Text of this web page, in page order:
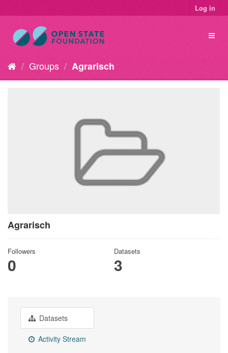
Log in
Groups Agrarisch
Agrarisch
Followers
0
Datasets
3
Datasets
Activity Stream